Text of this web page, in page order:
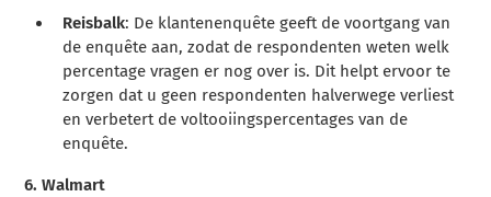
Reisbalk: De klantenenquête geeft de voortgang van
de enquête aan, zodat de respondenten weten welk
percentage vragen er nog over is. Dit helpt ervoor te
zorgen dat u geen respondenten halverwege verliest
en verbetert de voltooiingspercentages van de
enquête.
6.Walmart